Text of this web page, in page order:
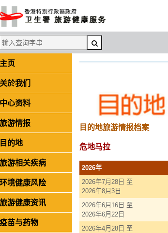
主页
关於我们
中心资料
旅游情报
目的地
旅游相关疾病
环境健康风险
旅游健康资讯
疫苗与药物
目的地旅游情报档案
危地马拉
2026年
2026年7月28日 至
2026年8月3日
2026年6月16日 至
2026年6月22日
2026年4月28日 至